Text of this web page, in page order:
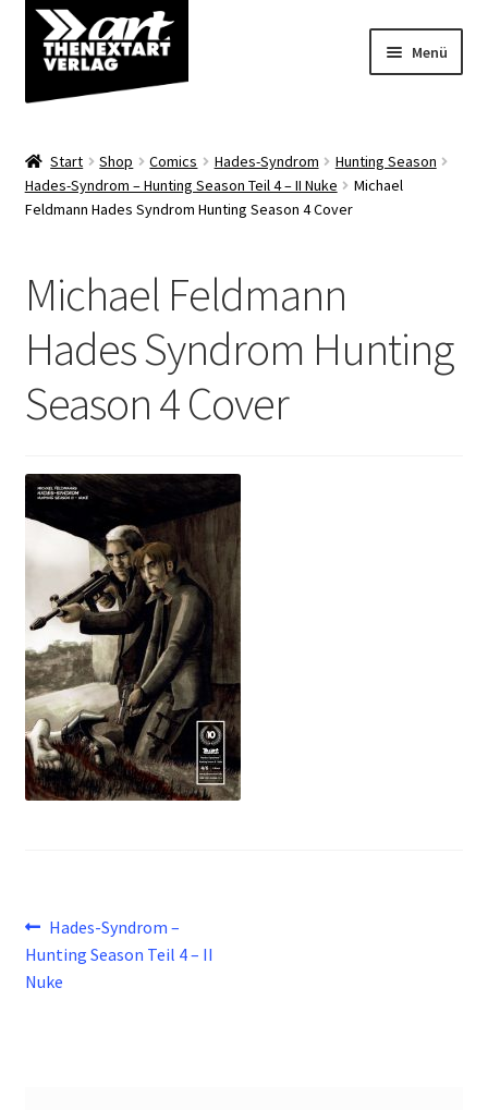
Zur
Navigation
springen
Zum
Inhalt
springen
Menü
Shop
Start Shop Comics Hades-Syndrom
Hunting Season
Hades-Syndrom – Hunting Season Teil 4 – II Nuke
Michael
Feldmann Hades Syndrom Hunting Season 4 Cover
Michael Feldmann
Hades Syndrom Hunting
Season 4 Cover
Beitragsnavigation
Vorheriger
Beitrag:
Hades-Syndrom –
Hunting Season Teil 4 – II
Nuke